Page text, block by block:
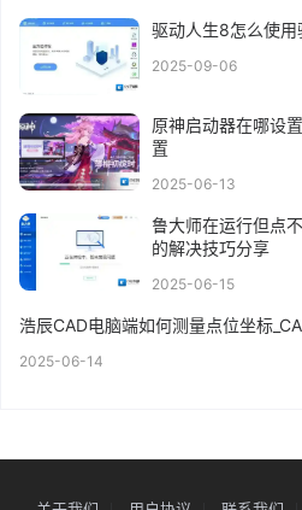
驱动人生8怎么使用
2025-09-06
原神启动器在哪设
置
2025-06-13
鲁大师在运行但点
的解决技巧分享
2025-06-15
浩辰CAD电脑端如何测量点位坐标
2025-06-14